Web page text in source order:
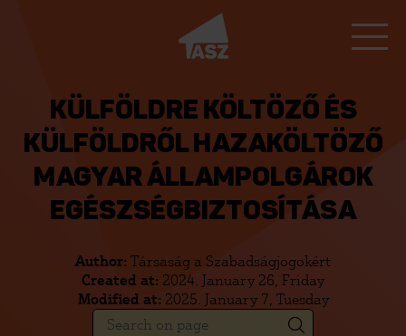
KÜLFÖLDRE KÖLTÖZŐ ÉS
KÜLFÖLDRŐL HAZAKÖLTÖZŐ
MAGYAR ÁLLAMPOLGÁROK
EGÉSZSÉGBIZTOSÍTÁSA
Author: Társaság a Szabadságjogokért
Created at: 2024. January 26, Friday
Modified at: 2025. January 7, Tuesday